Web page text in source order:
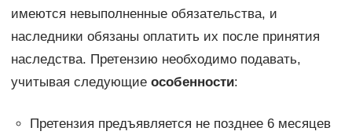
имеются невыполненные обязательства, и
наследники обязаны оплатить их после принятия
наследства. Претензию необходимо подавать,
учитывая следующие особенности:
Претензия предъявляется не позднее 6 месяцев